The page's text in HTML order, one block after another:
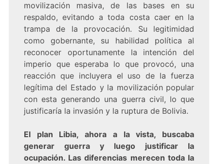
movilización masiva, de las bases en su
respaldo, evitando a toda costa caer en la
trampa de la provocación. Su legitimidad
como gobernante, su habilidad política al
reconocer oportunamente la intención del
imperio que esperaba lo que provocó, una
reacción que incluyera el uso de la fuerza
legítima del Estado y la movilización popular
con esta generando una guerra civil, lo que
justificaría la invasión y la ruptura de Bolivia.
El plan Libia, ahora a la vista, buscaba
generar guerra y luego justificar la
ocupación. Las diferencias merecen toda la